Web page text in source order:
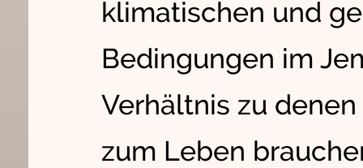
klimatischen und
Bedingungen im
Verhältnis zu
zum Leben